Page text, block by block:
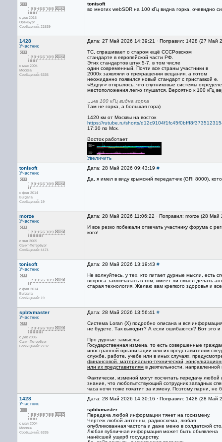
с дек 2015
Оренбург
Сообщений: 21539
tonisoft
во многих webSDR на 100 кГц видна горка, очевидно
1428
Участник
с мая 2004
Москва
Сообщений: 6335
Дата: 27 Май 2026 14:39:21 · Поправил: 1428 (27 Май
ТС, спрашивает о старом ещё СССРовском
стандарте в европейской части РФ.
Этих стандартов штук 5-7, в том числе
один современный. Почти все страны участники в
2000х заявляли о прекращении вещания, а потом
неожиданно появился новый стандарт с приставкой е.
«Вдруг» открылось, что спутниковые системы
местоположения легко глушатся. Вероятно к 100 кГц
на 100 кГц видна горка
Там не горка, а большая гора)
1420 км от Москвы на восток
https://rutube.ru/shorts/
17:30 по Мск.
Восток работает
Увеличить
tonisoft
Участник
с фев 2014
Bulgaria
Сообщений: 19
Дата: 28 Май 2026 09:43:19 #
Да, я имел в виду крымский передатчик (GRI 8000),
morze
Участник
с янв 2005
Санкт-Петербург
Сообщений: 4474
Дата: 28 Май 2026 11:06:22 · Поправил: morze (28
И все резко побежали отвечать участнику форума с
кого!
tonisoft
Участник
с фев 2014
Bulgaria
Сообщений: 19
Дата: 28 Май 2026 13:19:43 #
Не волнуйтесь, у тех, кто питает дурные мысли, есть
вопроса заключалась в том, имеет ли смысл делать
старая технология. Желаю вам крепкого здоровья и
spbtvmaster
Участник
с дек 2006
Санкт-Петербург
Сообщений: 2732
Дата: 28 Май 2026 13:56:41 #
Система Loran (Х) подробно описана и вся
не будете. Так выходит? А если ошибаются? Вот это
Про дурные замыслы:
Государственная измена, то есть совершенные
иностранной организации или их представителям
службе, работе, учебе или в иных случаях,
финансовой, материально-технической,
или их представителям в деятельности,
Фактически, изменой могут посчитать передачу
знание, что любопытствующий сотрудник западных
часа ночи тоже покатит за измену. Поэтому парни,
1428
Участник
с мая 2004
Москва
Сообщений: 6335
Дата: 28 Май 2026 14:30:16 · Поправил: 1428 (28 Май
spbtvmaster
Передача любой информации тянет на госизмену.
Чертеж любой антенны, радиосхема, любая
опубликованная частота и даже меню в солдатской
Любая публичная информация может быть обьявлена
нанёсшей ущерб государству.